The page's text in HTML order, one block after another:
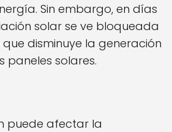
Sin embargo, en días
solar se ve bloqueada
que disminuye la generación
paneles solares.
puede afectar la